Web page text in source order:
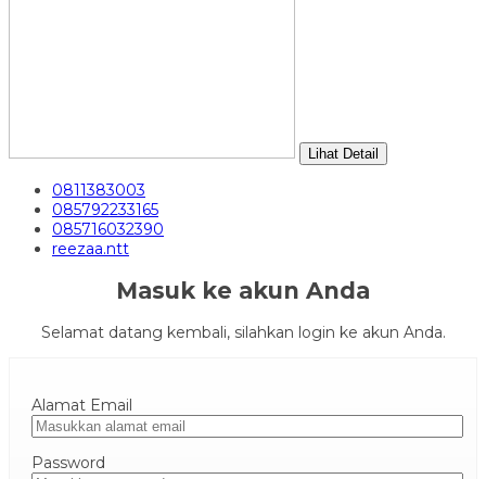
Lihat Detail
0811383003
085792233165
085716032390
reezaa.ntt
Masuk ke akun Anda
Selamat datang kembali, silahkan login ke akun Anda.
Alamat Email
Password